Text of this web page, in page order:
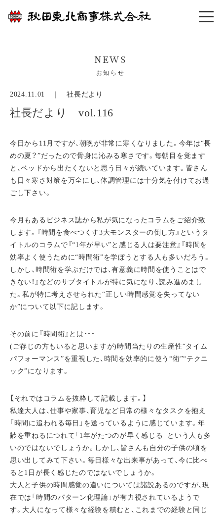
NEWS
お知らせ
2024.11.01 ｜社長だより
社長だより vol.116
今日から11月ですが、朝晩が非常に寒くなりました。今年は“長
めの夏？”だったので骨身に沁みる寒さです。毎朝目を覚ます
と、ベッドから出たくないと思う日々が続いています。皆さん
も日々寒さ対策を万全にし、体調管理には十分気を付けてお過
ごし下さい。
今月もあるビジネス誌から私が気になったコラムをご紹介致
します。『時間を食べつくす3大モンスターの倒し方』というタ
イトルのコラムで『“1年が早い”と感じる人は要注意』『時間を
効率よく使うために“時間術”を学ぼうとする人も多いだろう。
しかし、時間術を学ぶだけでは、有意義に時間を使うことはで
きない！』などのサブタイトルが特に気になり、読み進めまし
た。私が特に考えさせられた“正しい時間感覚を失ってない
か”について以下に記します。
その前に『時間術』とは・・・
(ご存じの方もいると思いますが)時間当たりの生産性“タイム
パフォーマンス”を重視した、時間を効率的に使う“術”“テクニ
ック”になります。
【それではコラムを抜粋して記載します。】
私達大人は、仕事や家事、育児など日常の様々なタスクを抱え
「時間に追われる毎日」を送っているように感じています。年
齢を重ねるにつれて「1年がたつのが早く感じる」という人も多
いのではないでしょうか。しかし、皆さんも自分の子供の頃を
思い出してみて下さい。毎日様々な出来事があって、今に比べ
ると1日が長く感じたのではないでしょうか。
大人と子供の時間感覚の違いについては諸説あるのですが、現
在では「時間のパターン化理論」が有力視されているようで
す。大人になって様々な経験を積むと、これまでの経験と同じ